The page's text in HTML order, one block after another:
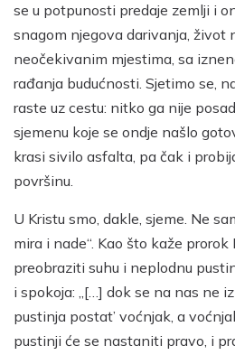
se u potpunosti predaje zemlji i
snagom njegova darivanja, život
neočekivanim mjestima, sa
rađanja budućnosti. Sjetimo se,
raste uz cestu: nitko ga nije
sjemenu koje se ondje našlo
krasi sivilo asfalta, pa čak i
površinu.
U Kristu smo, dakle, sjeme. Ne
mira i nade“. Kao što kaže prorok
preobraziti suhu i neplodnu
i spokoja: „[…] dok se na nas ne
pustinja postat’ voćnjak, a
pustinji će se nastaniti pravo, i